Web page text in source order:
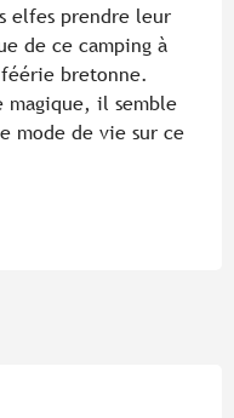
elfes prendre leur
de ce camping à
bretonne.
magique, il semble
mode de vie sur ce